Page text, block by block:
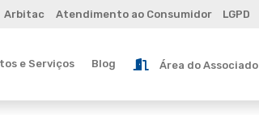
Arbitac Atendimento ao Consumidor LGPD
e Serviços Blog Área do Associado